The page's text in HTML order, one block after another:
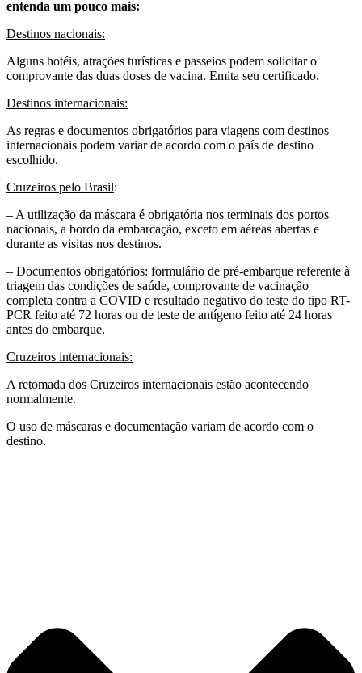
entenda um pouco mais:
Destinos nacionais:
Alguns hotéis, atrações turísticas e passeios podem solicitar o
comprovante das duas doses de vacina. Emita seu certificado.
Destinos internacionais:
As regras e documentos obrigatórios para viagens com destinos
internacionais podem variar de acordo com o país de destino
escolhido.
Cruzeiros pelo Brasil:
– A utilização da máscara é obrigatória nos terminais dos portos
nacionais, a bordo da embarcação, exceto em aéreas abertas e
durante as visitas nos destinos.
– Documentos obrigatórios: formulário de pré-embarque referente à
triagem das condições de saúde, comprovante de vacinação
completa contra a COVID e resultado negativo do teste do tipo RT-
PCR feito até 72 horas ou de teste de antígeno feito até 24 horas
antes do embarque.
Cruzeiros internacionais:
A retomada dos Cruzeiros internacionais estão acontecendo
normalmente.
O uso de máscaras e documentação variam de acordo com o
destino.